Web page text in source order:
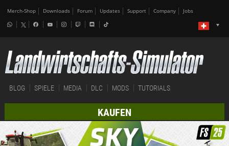
Merch-Shop Downloads Forum Updates Support Company Jobs
BLOG SPIELE MEDIA DLC MODS TUTORIALS
KAUFEN